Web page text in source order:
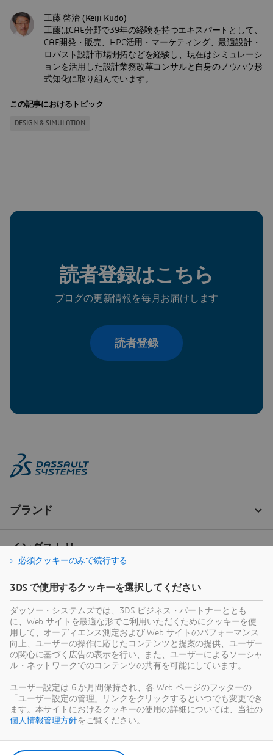
工藤 啓治 (Keiji Kudo)
工藤はCAE分野で39年の経験を持つエキスパートとして、
CAE開発・販売、HPC活用・マーケティング、最適設計・
ロバスト設計市場開拓などを経験し、現在はシミュレーシ
ョンを活用した設計業務改革コンサルと自身のノウハウ形
式知化に取り組んでいます。
この記事におけるトピック
DESIGN & SIMULATION
読者登録はこちら
ブログの更新情報を毎月お届けします
読者登録
必須クッキーのみで続行する
3DS で使用するクッキーを選択してください
ダッソー・システムズでは、3DS ビジネス・パートナーととも
に、Web サイトを最適な形でご利用いただくためにクッキーを使
用して、オーディエンス測定および Web サイトのパフォーマンス
向上、ユーザーの操作に応じたコンテンツと提案の提供、ユーザー
の関心に基づく広告の表示を行い、また、ユーザーによるソーシャ
ル・ネットワークでのコンテンツの共有を可能にしています。
ユーザー設定は 6 か月間保持され、各 Web ページのフッターの
「ユーザー設定の管理」リンクをクリックするといつでも変更でき
ます。本サイトにおけるクッキーの使用の詳細については、当社の
個人情報管理方針をご覧ください。